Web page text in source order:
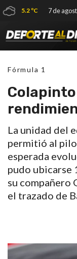
5.2 ºC 7 de
Fórmula 1
La unidad del
permitió al
esperada
pudo ubicarse
su compañero
el trazado de